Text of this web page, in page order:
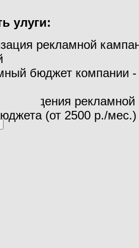
улуги:
рекламной
бюджет компании -
ведения
(от 2500 р./мес.)